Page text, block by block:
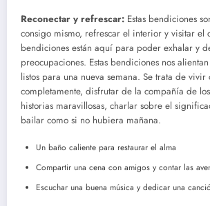
Reconectar y refrescar: Estas bendiciones
consigo mismo, refrescar el interior y visitar el
bendiciones están aquí para poder exhalar y
preocupaciones. Estas bendiciones nos
listos para una nueva semana. Se trata de vivir
completamente, disfrutar de la compañía de
historias maravillosas, charlar sobre el
bailar como si no hubiera mañana.
Un baño caliente para restaurar el alma
Compartir una cena con amigos y contar las
Escuchar una buena música y dedicar una